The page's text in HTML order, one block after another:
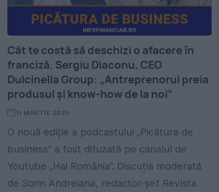
Cât te costă să deschizi o afacere în
franciză. Sergiu Diaconu, CEO
Dulcinella Group: „Antreprenorul preia
produsul și know-how de la noi”
11 MARTIE 2025
O nouă ediție a podcastului „Picătura de
business” a fost difuzată pe canalul de
Youtube „Hai România”. Discuția moderată
de Sorin Andreiana, redactor-șef Revista